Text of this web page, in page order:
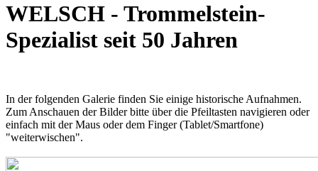
WELSCH - Trommelstein-
Spezialist seit 50 Jahren
In der folgenden Galerie finden Sie einige historische Aufnahmen.
Zum Anschauen der Bilder bitte über die Pfeiltasten navigieren oder
einfach mit der Maus oder dem Finger (Tablet/Smartfone)
"weiterwischen".